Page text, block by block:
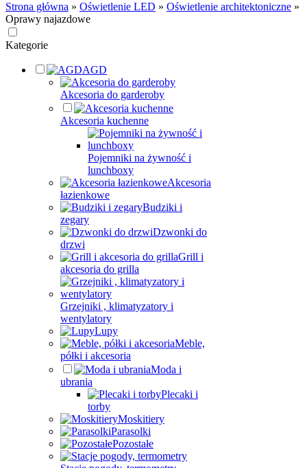
Strona główna » Oświetlenie LED » Oświetlenie architektoniczne »
Oprawy najazdowe
Kategorie
AGD
Akcesoria do garderoby
Akcesoria kuchenne
Pojemniki na żywność i
lunchboxy
Akcesoria
łazienkowe
Budziki i
zegary
Dzwonki do
drzwi
Grill i
akcesoria do grilla
Grzejniki , klimatyzatory i
wentylatory
Lupy
Meble,
półki i akcesoria
Moda i
ubrania
Plecaki i
torby
Moskitiery
Parasolki
Pozostałe